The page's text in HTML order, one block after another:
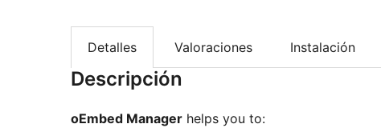
Detalles Valoraciones Instalación
Descripción
oEmbed Manager helps you to: